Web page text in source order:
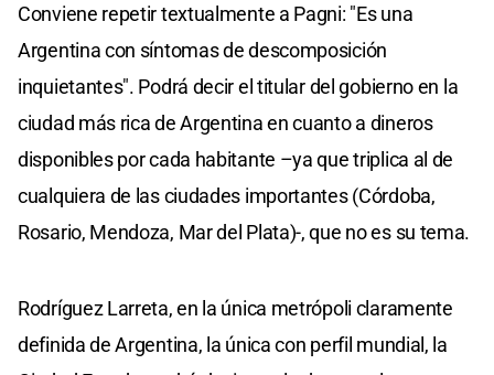
Conviene repetir textualmente a Pagni: "Es una
Argentina con síntomas de descomposición
inquietantes". Podrá decir el titular del gobierno en la
ciudad más rica de Argentina en cuanto a dineros
disponibles por cada habitante –ya que triplica al de
cualquiera de las ciudades importantes (Córdoba,
Rosario, Mendoza, Mar del Plata)-, que no es su tema.
Rodríguez Larreta, en la única metrópoli claramente
definida de Argentina, la única con perfil mundial, la